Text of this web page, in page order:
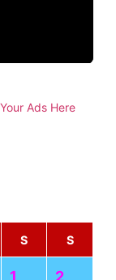
Ads Here
S S